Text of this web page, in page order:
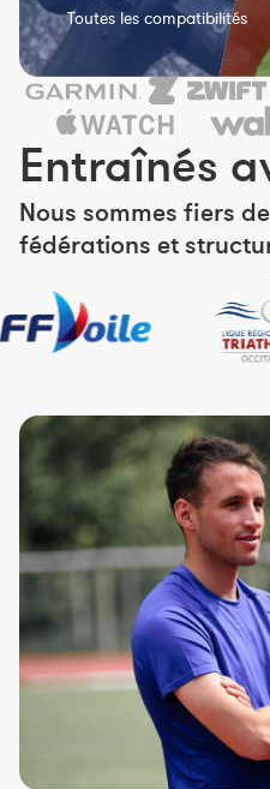
Toutes les compatibilités
Entraînés
Nous sommes fiers
fédérations et